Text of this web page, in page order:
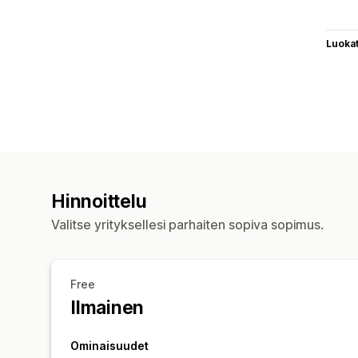
Luokat
Hinnoittelu
Valitse yrityksellesi parhaiten sopiva sopimus.
Free
Ilmainen
Ominaisuudet